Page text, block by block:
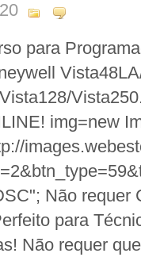
para
img=new
Não requer
para
Não requer